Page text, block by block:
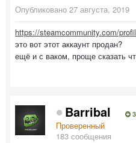
Опубликовано 27 августа, 2019
https://steamcommunity.com/
это вот этот аккаунт продан?
ещё и с ваком, проще сказать
Barribal
Проверенный
183 сообщения